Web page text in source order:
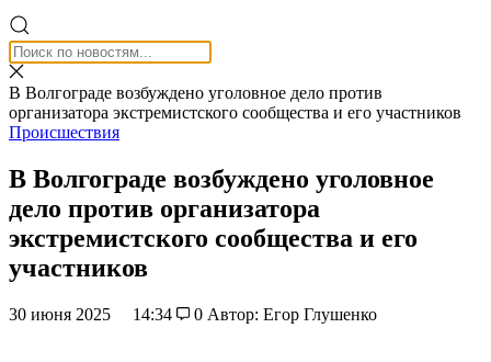
В Волгограде возбуждено уголовное дело против
организатора экстремистского сообщества и его участников
Происшествия
В Волгограде возбуждено уголовное
дело против организатора
экстремистского сообщества и его
участников
30 июня 2025 14:34 0 Автор: Егор Глушенко